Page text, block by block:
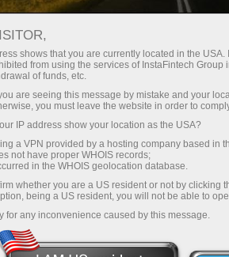
shows that you are currently located in the
from using the services of InstaFintech
of funds, etc.
are seeing this message by mistake and your
you must leave the website in order to
IP address show your location as the USA?
a VPN provided by a hosting company based in
not have proper WHOIS records;
in the WHOIS geolocation database.
whether you are a US resident or not by clicking
being a US resident, you will not be able to
for any inconvenience caused by this message.